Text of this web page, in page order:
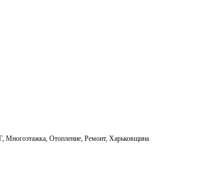
,Многоэтажка,Отопление,Ремонт,Харьковщина